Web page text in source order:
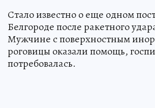
Стало известно о еще одном
Белгороде после ракетного
Мужчине с поверхностным
роговицы оказали помощь,
потребовалась.